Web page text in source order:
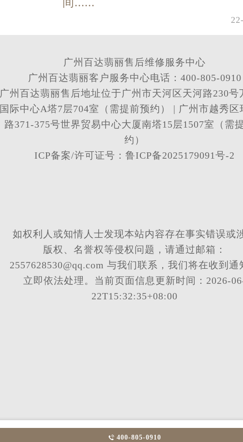
广州百达翡丽售后维修服务中心
广州百达翡丽客户服务中心电话：400-805-0910
广州百达翡丽售后地址位于广州市天河区天河路230号
国际中心A塔7层704室（需提前预约） | 广州市越秀区
路371-375号世界贸易中心大厦南塔15层1507室（需
约）
ICP备案/许可证号：鲁ICP备2025179091号-2
如权利人或知情人士发现本站内容存在事实错误或
版权、名誉权等侵权问题，请通过邮箱：
2557628530@qq.com 与我们联系，我们将在收到通
立即依法处理。当前页面信息更新时间：2026-
22T15:32:35+08:00
 400-805-0910